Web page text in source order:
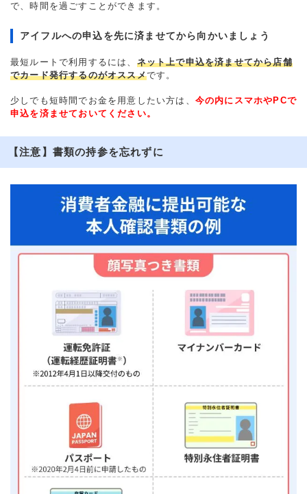
で、時間を過ごすことができます。
アイフルへの申込を先に済ませてから向かいましょう
最短ルートで利用するには、 ネット上で申込を済ませてから店舗
でカード発行するのがオススメです。
少しでも短時間でお金を用意したい方は、 今の内にスマホやPCで
申込を済ませておいてください。
【注意】書類の持参を忘れずに